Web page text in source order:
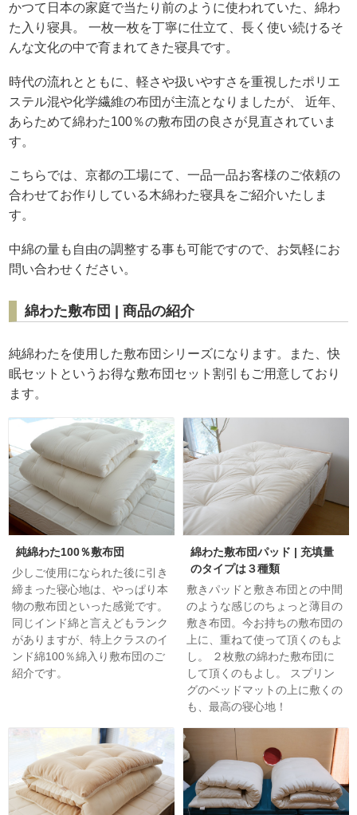
かつて日本の家庭で当たり前のように使われていた、綿わ
た入り寝具。 一枚一枚を丁寧に仕立て、長く使い続けるそ
んな文化の中で育まれてきた寝具です。
時代の流れとともに、軽さや扱いやすさを重視したポリエ
ステル混や化学繊維の布団が主流となりましたが、 近年、
あらためて綿わた100％の敷布団の良さが見直されていま
す。
こちらでは、京都の工場にて、一品一品お客様のご依頼の
合わせてお作りしている木綿わた寝具をご紹介いたしま
す。
中綿の量も自由の調整する事も可能ですので、お気軽にお
問い合わせください。
綿わた敷布団 | 商品の紹介
純綿わたを使用した敷布団シリーズになります。また、快
眠セットというお得な敷布団セット割引もご用意しており
ます。
純綿わた100％敷布団
少しご使用になられた後に引き
締まった寝心地は、やっぱり本
物の敷布団といった感覚です。
同じインド綿と言えどもランク
がありますが、特上クラスのイ
ンド綿100％綿入り敷布団のご
紹介です。
綿わた敷布団パッド | 充填量
のタイプは３種類
敷きパッドと敷き布団との中間
のような感じのちょっと薄目の
敷き布団。今お持ちの敷布団の
上に、重ねて使って頂くのもよ
し。 ２枚敷の綿わた敷布団に
して頂くのもよし。 スプリン
グのベッドマットの上に敷くの
も、最高の寝心地！